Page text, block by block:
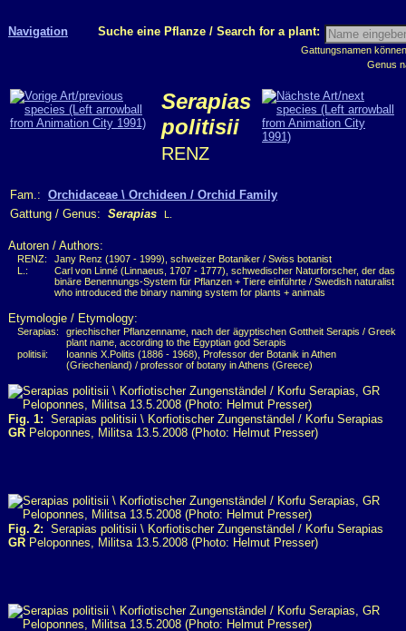
Navigation Suche eine Pflanze / Search for a plant:
Gattungsnamen
Genus
Serapias
politisii
RENZ
Fam.: Orchidaceae \ Orchideen / Orchid Family
Gattung / Genus: Serapias L.
Autoren / Authors:
RENZ:
Jany Renz (1907 - 1999), schweizer Botaniker / Swiss botanist
L.:
Carl von Linné (Linnaeus, 1707 - 1777), schwedischer Naturforscher, der das
binäre Benennungs-System für Pflanzen + Tiere einführte / Swedish naturalist
who introduced the binary naming system for plants + animals
Etymologie / Etymology:
Serapias:
griechischer Pflanzenname, nach der ägyptischen Gottheit Serapis / Greek
plant name, according to the Egyptian god Serapis
politisii:
Ioannis X.Politis (1886 - 1968), Professor der Botanik in Athen
(Griechenland) / professor of botany in Athens (Greece)
Fig. 1: Serapias politisii \ Korfiotischer Zungenständel / Korfu Serapias
GR Peloponnes, Militsa 13.5.2008 (Photo: Helmut Presser)
Fig. 2: Serapias politisii \ Korfiotischer Zungenständel / Korfu Serapias
GR Peloponnes, Militsa 13.5.2008 (Photo: Helmut Presser)